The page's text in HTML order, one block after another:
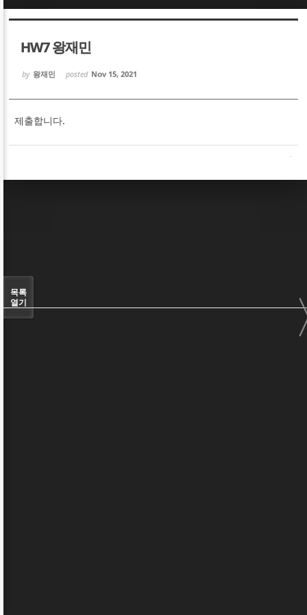
HW7 왕재민
by 왕재민 posted Nov 15, 2021
제출합니다.
목록
열기
Sketchbook5, 스케치북5
Sketchbook5, 스케치북5
Sketchbook5, 스케치북5
Sketchbook5, 스케치북5